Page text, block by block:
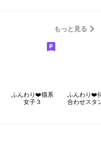
もっと見る
ふんわり❤️猫系
女子３
ふんわり❤️
合わせスタ